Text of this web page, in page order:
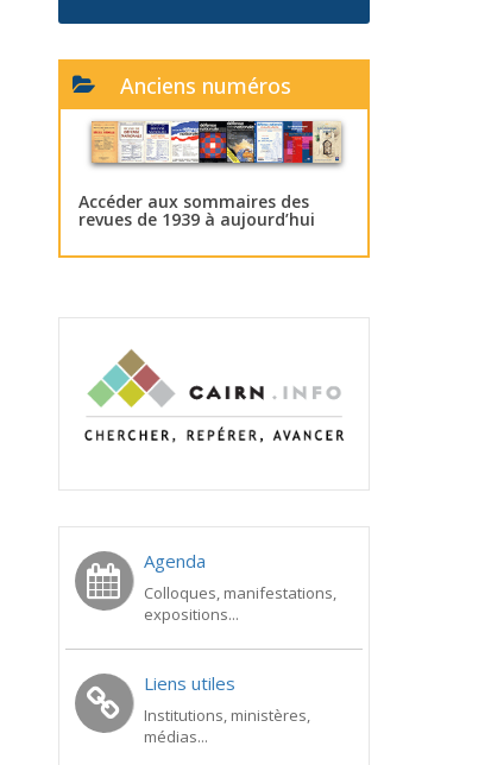
Anciens numéros
Accéder aux sommaires des
revues de 1939 à aujourd’hui
Agenda
Colloques, manifestations,
expositions...
Liens utiles
Institutions, ministères,
médias...